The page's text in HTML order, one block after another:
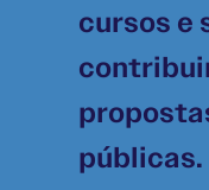
cursos e
públicas.